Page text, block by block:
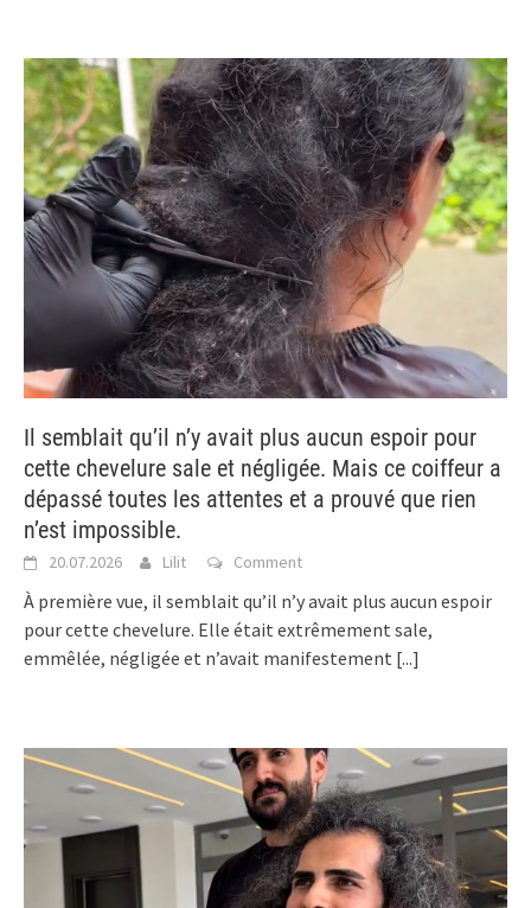
Il semblait qu’il n’y avait plus aucun espoir pour
cette chevelure sale et négligée. Mais ce coiffeur a
dépassé toutes les attentes et a prouvé que rien
n’est impossible.
20.07.2026 Lilit Comment
À première vue, il semblait qu’il n’y avait plus aucun espoir
pour cette chevelure. Elle était extrêmement sale,
emmêlée, négligée et n’avait manifestement [...]